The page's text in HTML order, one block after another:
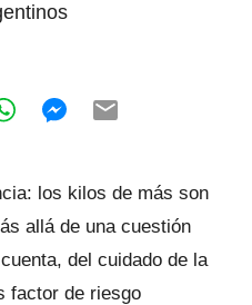
los kilos de más son
allá de una cuestión
del cuidado de la
factor de riesgo